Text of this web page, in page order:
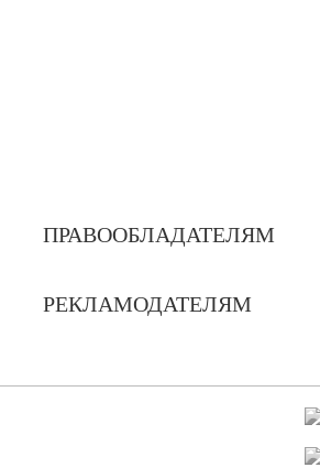
ПРАВООБЛАДАТЕЛЯМ
РЕКЛАМОДАТЕЛЯМ